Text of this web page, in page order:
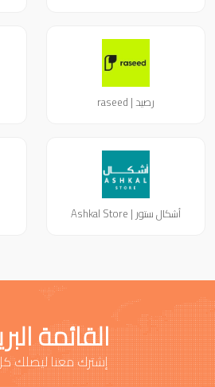
رصيد | raseed
أشكال ستور | Ashkal Store
القائمة
إشترك معنا ليصلك